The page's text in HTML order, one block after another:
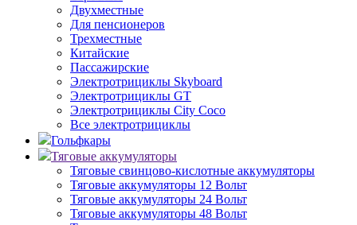
Двухместные
Для пенсионеров
Трехместные
Китайские
Пассажирские
Электротрициклы Skyboard
Электротрициклы GT
Электротрициклы City Coco
Все электротрициклы
Гольфкары
Тяговые аккумуляторы
Тяговые свинцово-кислотные аккумуляторы
Тяговые аккумуляторы 12 Вольт
Тяговые аккумуляторы 24 Вольт
Тяговые аккумуляторы 48 Вольт